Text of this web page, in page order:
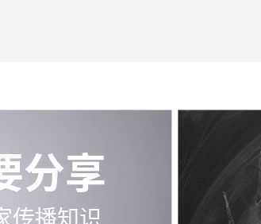
分享
传播知识